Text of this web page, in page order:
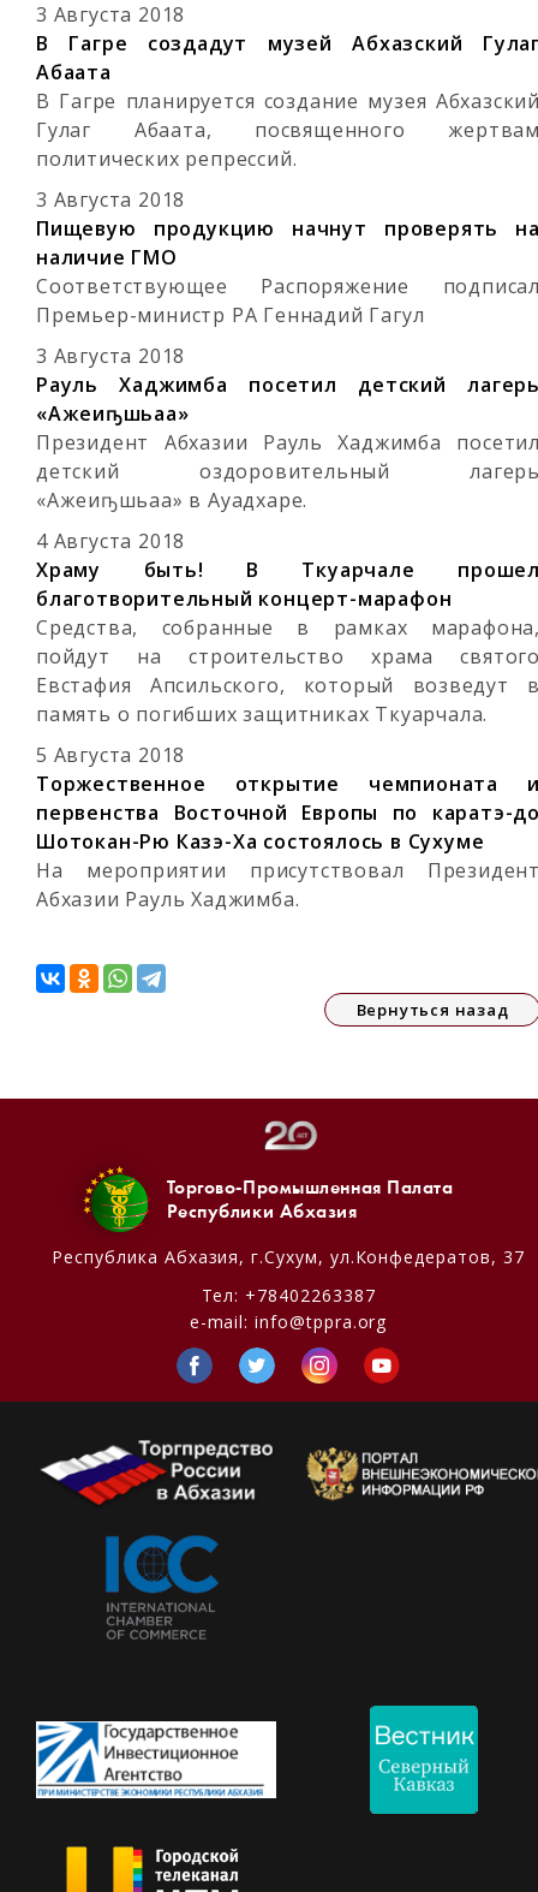
3 Августа 2018
В Гагре создадут музей Абхазский
Абаата
В Гагре планируется создание музея
Гулаг Абаата, посвященного
политических репрессий.
3 Августа 2018
Пищевую продукцию начнут проверять
наличие ГМО
Соответствующее Распоряжение
Премьер-министр РА Геннадий Гагул
3 Августа 2018
Рауль Хаджимба посетил детский
«Ажәеиҧшьаа»
Президент Абхазии Рауль Хаджимба
детский оздоровительный
«Ажәеиҧшьаа» в Ауадхаре.
4 Августа 2018
Храму быть! В Ткуарчале
благотворительный концерт-марафон
Средства, собранные в рамках
пойдут на строительство храма
Евстафия Апсильского, который возведут
память о погибших защитниках Ткуарчала.
5 Августа 2018
Торжественное открытие чемпионата
первенства Восточной Европы по каратэ-
Шотокан-Рю Казэ-Ха состоялось в Сухуме
На мероприятии присутствовал
Абхазии Рауль Хаджимба.
Вернуться назад
Торгово-Промышленная Палата
Республики Абхазия
Республика Абхазия, г.Сухум, ул.Конфедератов, 37
Тел: +78402263387
e-mail:info@tppra.org